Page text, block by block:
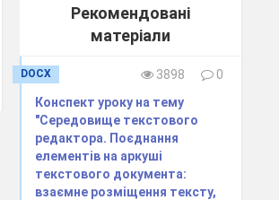
Рекомендовані
матеріали
DOCX 3898
0
Конспект уроку на тему
"Середовище текстового
редактора. Поєднання
елементів на аркуші
текстового документа:
взаємне розміщення тексту,